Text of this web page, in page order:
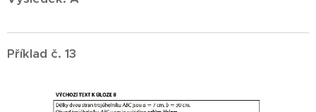
Příklad č. 13